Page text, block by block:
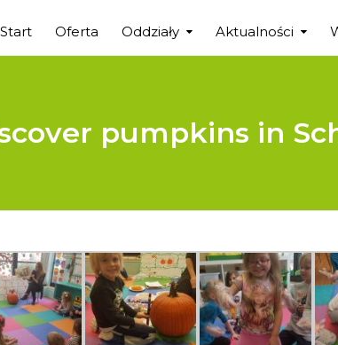
Start Oferta Oddziały Aktualności
pumpkins in